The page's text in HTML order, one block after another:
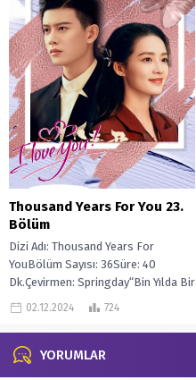
Thousand Years For You 23.
Bölüm
Dizi Adı: Thousand Years For
YouBölüm Sayısı: 36Süre: 40
Dk.Çevirmen: Springday“Bin Yılda Bir
General “de Lu Yan, gizemli bir
02.12.2024 724
YORUMLAR